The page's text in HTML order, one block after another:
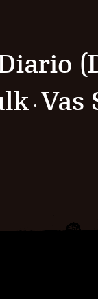
· Vas